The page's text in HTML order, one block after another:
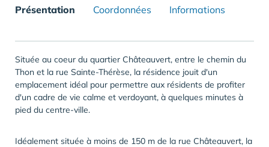
Présentation Coordonnées Informations
Située au coeur du quartier Châteauvert, entre le chemin du
Thon et la rue Sainte-Thérèse, la résidence jouit d'un
emplacement idéal pour permettre aux résidents de profiter
d'un cadre de vie calme et verdoyant, à quelques minutes à
pied du centre-ville.
Idéalement située à moins de 150 m de la rue Châteauvert, la